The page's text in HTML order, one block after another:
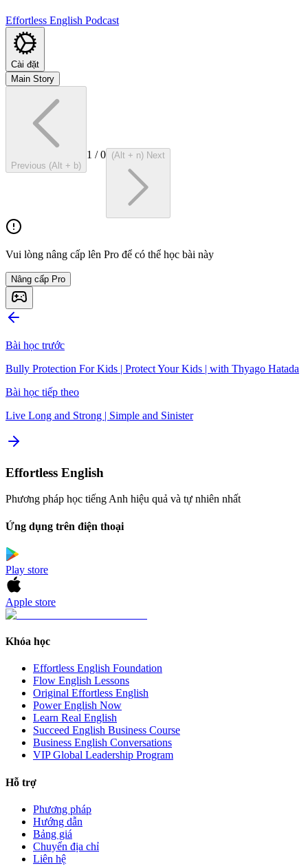
Effortless English Podcast
Cài đặt
Main Story
Previous (Alt + b)
1 /0 (Alt + n) Next
Vui lòng nâng cấp lên Pro để có thể học bài này
Nâng cấp Pro
Bài học trước
Bully Protection For Kids | Protect Your Kids | with Thyago Hatada
Bài học tiếp theo
Live Long and Strong | Simple and Sinister
Effortless English
Phương pháp học tiếng Anh hiệu quả và tự nhiên nhất
Ứng dụng trên điện thoại
Play store
Apple store
Khóa học
Effortless English Foundation
Flow English Lessons
Original Effortless English
Power English Now
Learn Real English
Succeed English Business Course
Business English Conversations
VIP Global Leadership Program
Hỗ trợ
Phương pháp
Hướng dẫn
Bảng giá
Chuyển địa chỉ
Liên hệ